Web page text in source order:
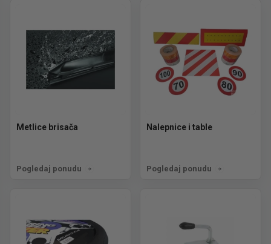
Metlice brisača
Pogledaj ponudu
Nalepnice i table
Pogledaj ponudu